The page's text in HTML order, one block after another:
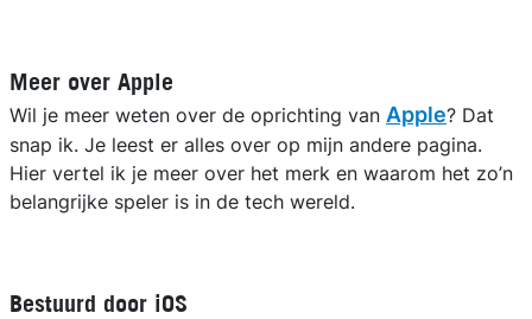
Meer over Apple
Wil je meer weten over de oprichting van Apple? Dat
snap ik. Je leest er alles over op mijn andere pagina.
Hier vertel ik je meer over het merk en waarom het zo’n
belangrijke speler is in de tech wereld.
Bestuurd door iOS